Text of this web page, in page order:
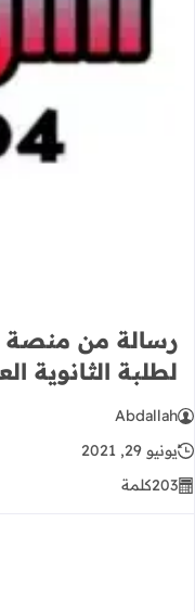
رسالة من منصة
لطلبة الثانوية العامة
Abdallah
يونيو 29, 2021
203كلمة